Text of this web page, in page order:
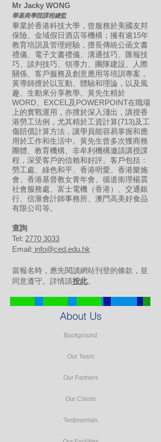
Mr Jacky WONG
華基商學院課程總監
畢業於香港科技大學，曾服務於美國友邦
保險、金域假日酒店等機構；擁有逾15年
教育培訓及管理經驗，擅長傳統公函文書
禮儀、電子文書禮儀、溝通技巧、匯報技
巧、談判技巧、領導力、團隊建設、人際
關係、客戶服務及創意應用等培訓專案，
黃導師擅於以互動、體驗和理論，以及風
趣、生動來分享教學。黃先生精於
WORD、EXCEL及POWERPOINT在職場
上的實戰運用，亦擅於深入淺出，講授香
港勞工法例，尤其精於工資計算(713)及工
傷賠償計算方法，讓學員能容易掌握和應
用於工作和生活中。黃先生曾多次獲商務
團體、教育機構、非牟利機構邀請講授課
程，深受客戶的信賴和好評。客戶包括：
勞工處、綠色和平、香港明愛、香港樂施
會、香港基督教女青年會、循道衛理楊震
社會服務處、富士電機（香港）、交通銀
行、信滙會計師事務所、澳門高美好食品
有限公司等。
​查詢
Tel: 2770 3033
Email: info@ced.edu.hk
當報名時，應先閱讀網站刊登的條款，並
同意遵守。詳情請按此。
About Us
Background
Our Team
Our Partners
Our Clients
Testimonials